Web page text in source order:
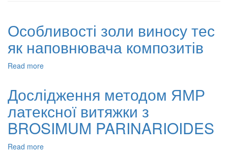
Особливості золи виносу тес
як наповнювача композитів
Read more
виносу
тес
як
наповнювача
композитів
Дослідження методом ЯМР
латексної витяжки з
BROSIMUM PARINARIOIDES
Read more